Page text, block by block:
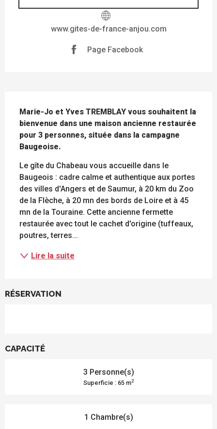
www.gites-de-france-anjou.com
Page Facebook
Marie-Jo et Yves TREMBLAY vous souhaitent la
bienvenue dans une maison ancienne restaurée
pour 3 personnes, située dans la campagne
Baugeoise.
Le gîte du Chabeau vous accueille dans le
Baugeois : cadre calme et authentique aux portes
des villes d'Angers et de Saumur, à 20 km du Zoo
de la Flèche, à 20 mn des bords de Loire et à 45
mn de la Touraine. Cette ancienne fermette
restaurée avec tout le cachet d'origine (tuffeaux,
poutres, terres...
Lire la suite
RÉSERVATION
CAPACITÉ
3 Personne(s)
Superficie : 65 m2
1 Chambre(s)